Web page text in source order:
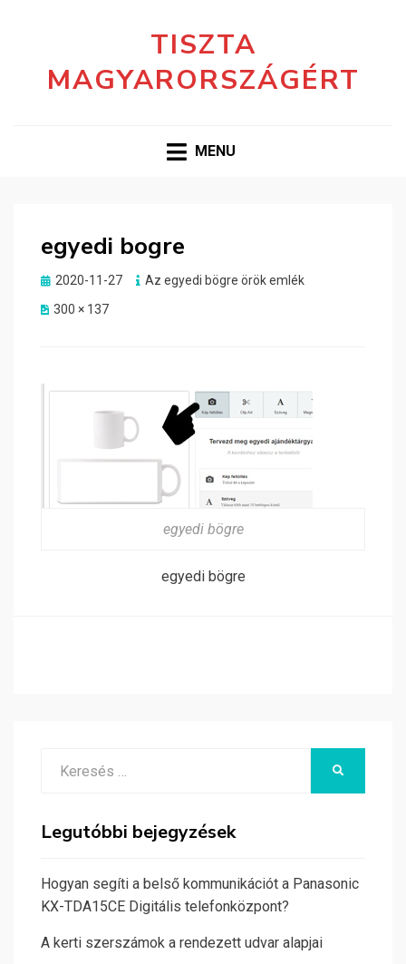
TISZTA
MAGYARORSZÁGÉRT
MENU
egyedi bogre
Posted
2020-11-27
Az egyedi bögre örök emlék
300 × 137
egyedi bögre
egyedi bögre
Legutóbbi bejegyzések
Hogyan segíti a belső kommunikációt a Panasonic
KX-TDA15CE Digitális telefonközpont?
A kerti szerszámok a rendezett udvar alapjai